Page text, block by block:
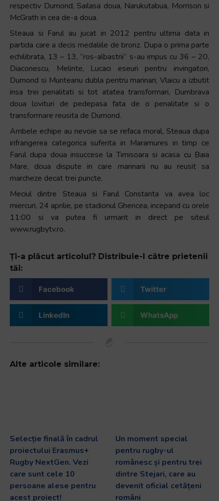
respectiv Dumond, Sailasa doua, Narukutabua, Morrison si
McGrath in cea de-a doua.
Steaua si Farul au jucat in 2012 pentru ultima data in
partida care a decis medaliile de bronz. Dupa o prima parte
echilibrata, 13 – 13, “ros-albastrii” s-au impus cu 36 – 20,
Diaconescu, Melinte, Lucaci eseuri pentru invingatori,
Dumond si Munteanu dubla pentru marinari, Vlaicu a izbutit
insa trei penalitati si tot atatea transformari, Dumbrava
doua lovituri de pedepasa fata de o penalitate si o
transformare reusita de Dumond.
Ambele echipe au nevoie sa se refaca moral, Steaua dupa
infrangerea categorica suferita in Maramures in timp ce
Farul dupa doua insuccese la Timisoara si acasa cu Baia
Mare, doua dispute in care marinarii nu au reusit sa
marcheze decat trei puncte.
Meciul dintre Steaua si Farul Constanta va avea loc
miercuri, 24 aprilie, pe stadionul Ghencea, incepand cu orele
11:00 si va putea fi urmarit in direct pe siteul
www.rugbytv.ro.
Ți-a plăcut articolul? Distribuie-l către prietenii
tăi:
Facebook Twitter
LinkedIn WhatsApp
Alte articole similare:
Selecție finală în cadrul
proiectului Erasmus+
Rugby NextGen. Vezi
care sunt cele 10
persoane alese pentru
acest proiect!
Un moment special
pentru rugby-ul
românesc și pentru trei
dintre Stejari, care au
devenit oficial cetățeni
români